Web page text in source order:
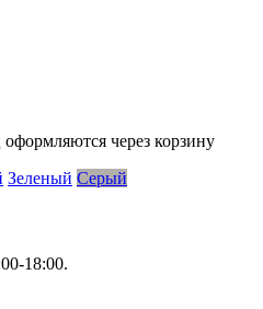
через корзину
Зеленый Серый
18:00.